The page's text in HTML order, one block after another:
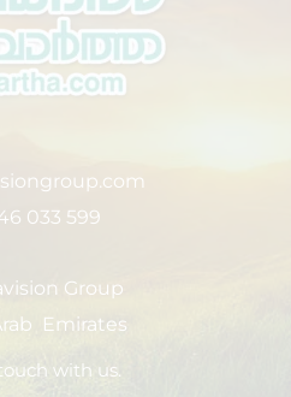
033 599
Group
Emirates
with us.